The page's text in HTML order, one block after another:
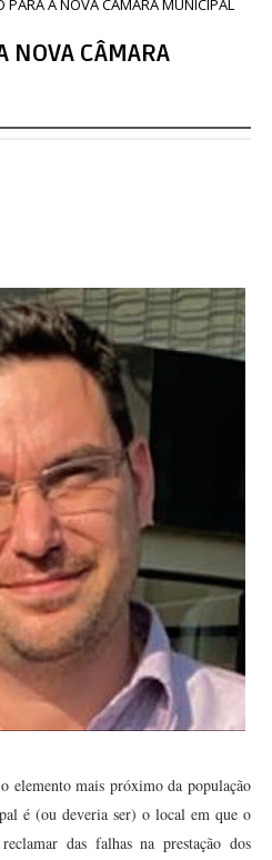
PARA A NOVA CÂMARA MUNICIPAL
NOVA CÂMARA
elemento mais próximo da população
é (ou deveria ser) o local em que o
das falhas na prestação dos